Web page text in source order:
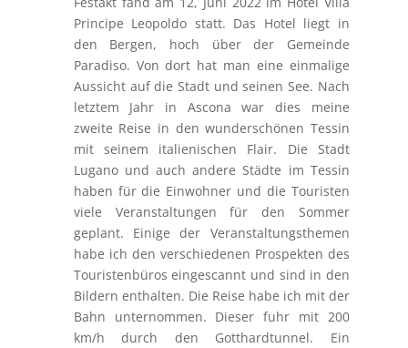
Principe Leopoldo statt. Das Hotel liegt in
den Bergen, hoch über der Gemeinde
Paradiso. Von dort hat man eine einmalige
Aussicht auf die Stadt und seinen See. Nach
letztem Jahr in Ascona war dies meine
zweite Reise in den wunderschönen Tessin
mit seinem italienischen Flair. Die Stadt
Lugano und auch andere Städte im Tessin
haben für die Einwohner und die Touristen
viele Veranstaltungen für den Sommer
geplant. Einige der Veranstaltungsthemen
habe ich den verschiedenen Prospekten des
Touristenbüros eingescannt und sind in den
Bildern enthalten. Die Reise habe ich mit der
Bahn unternommen. Dieser fuhr mit 200
km/h durch den Gotthardtunnel. Ein